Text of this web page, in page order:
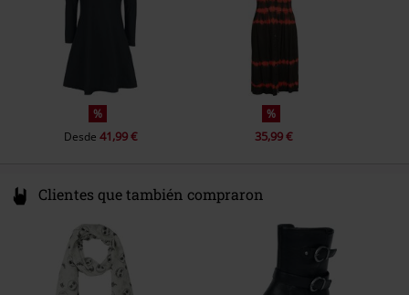
%
Desde 41,99 €
%
35,99 €
Clientes que también compraron